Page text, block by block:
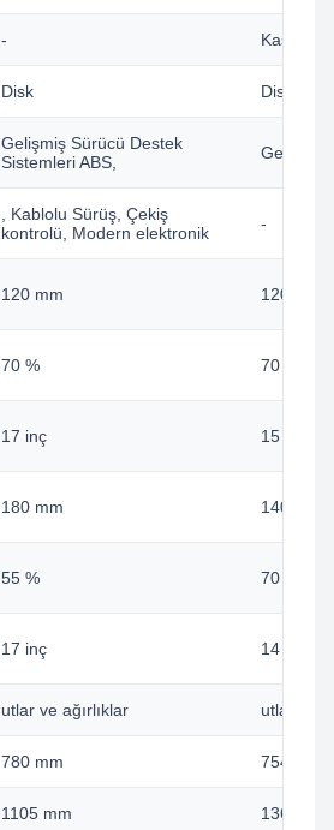
- Kasa
Disk Disk
Gelişmiş Sürücü Destek
Sistemleri ABS,
Gelişmiş
, Kablolu Sürüş, Çekiş
kontrolü, Modern elektronik
-
120 mm 120 mm
70 % 70 %
17 inç 15 inç
180 mm 140 mm
55 % 70 %
17 inç 14 inç
utlar ve ağırlıklar utlar ve
780 mm 754 mm
1105 mm 1360 mm